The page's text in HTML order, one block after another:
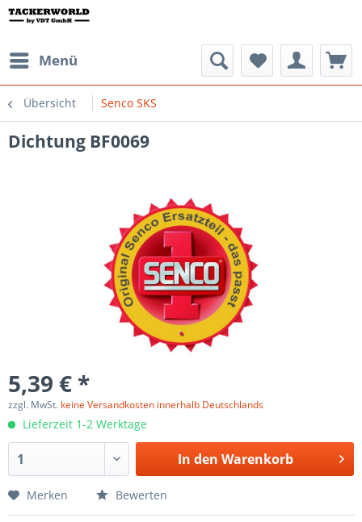
Menü
Übersicht Senco SKS
Dichtung BF0069
5,39 € *
zzgl. MwSt. keine Versandkosten innerhalb Deutschlands
Lieferzeit 1-2 Werktage
In den Warenkorb
Merken Bewerten